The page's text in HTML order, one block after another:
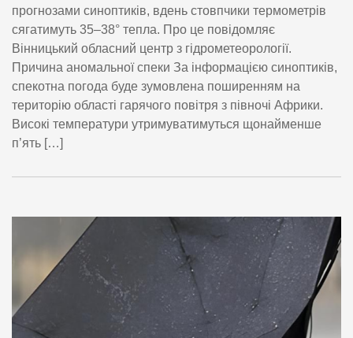
прогнозами синоптиків, вдень стовпчики термометрів
сягатимуть 35–38° тепла. Про це повідомляє
Вінницький обласний центр з гідрометеорології.
Причина аномальної спеки За інформацією синоптиків,
спекотна погода буде зумовлена поширенням на
територію області гарячого повітря з півночі Африки.
Високі температури утримуватимуться щонайменше
п’ять […]